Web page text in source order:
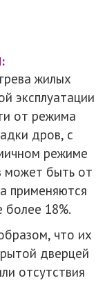
жилых
эксплуатации
от режима
дров, с
режиме
может быть от
применяются
более 18%.
что их
дверцей
отсутствия